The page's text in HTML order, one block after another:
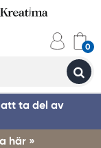
ta del av
här »